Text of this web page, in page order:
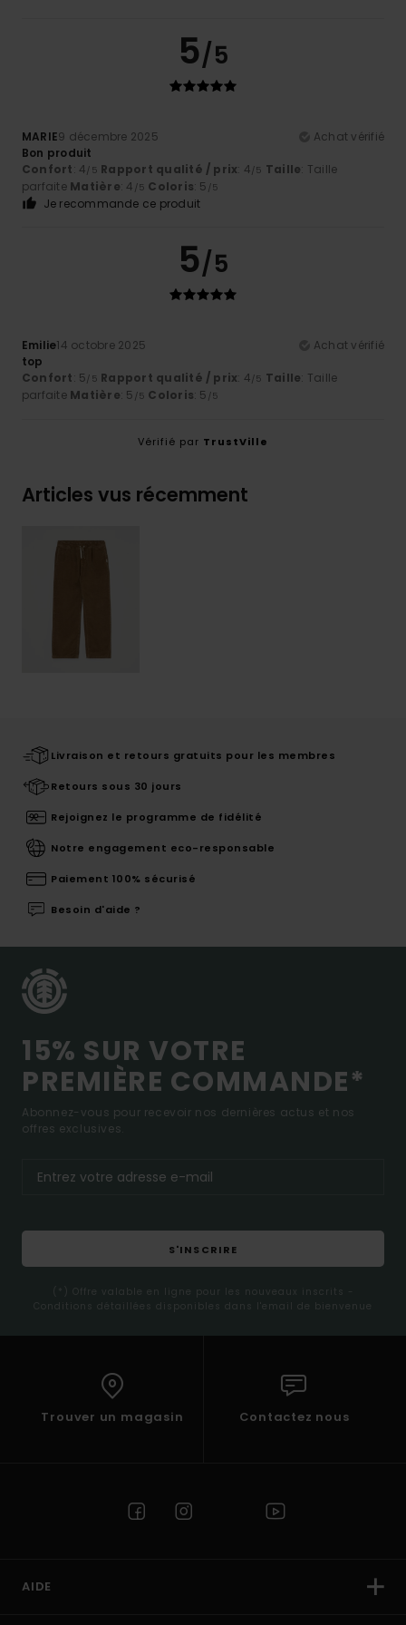
5/5
MARIE9 décembre 2025
Achat vérifié
Bon produit
Confort: 4/5 Rapport qualité / prix: 4/5 Taille: Taille
parfaite Matière: 4 /5 Coloris: 5 /5
Je recommande ce produit
5/5
Emilie14 octobre 2025
Achat vérifié
top
Confort: 5/5 Rapport qualité / prix: 4/5 Taille: Taille
parfaite Matière: 5 /5 Coloris: 5 /5
Vérifié par TrustVille
Articles vus récemment
Livraison et retours gratuits pour les membres
Retours sous 30 jours
Rejoignez le programme de fidélité
Notre engagement eco-responsable
Paiement 100% sécurisé
Besoin d'aide ?
15% SUR VOTRE
PREMIÈRE COMMANDE*
Abonnez-vous pour recevoir nos dernières actus et nos
offres exclusives.
S'INSCRIRE
(*) Offre valable en ligne pour les nouveaux inscrits -
Conditions détaillées disponibles dans l'email de bienvenue
Trouver un magasin Contactez nous
AIDE